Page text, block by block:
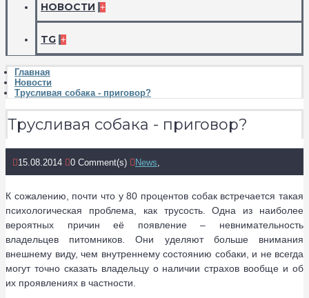
НОВОСТИ +
TG +
Главная
Новости
Трусливая собака - приговор?
Трусливая собака - приговор?
15.08.2014 0 Comment(s) News,
К сожалению, почти что у 80 процентов собак встречается такая
психологическая проблема, как трусость. Одна из наиболее
вероятных причин её появление – невнимательность
владельцев питомников. Они уделяют больше внимания
внешнему виду, чем внутреннему состоянию собаки, и не всегда
могут точно сказать владельцу о наличии страхов вообще и об
их проявлениях в частности.